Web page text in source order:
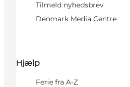
Tilmeld nyhedsbrev
Denmark Media Centre
Hjælp
Ferie fra A-Z